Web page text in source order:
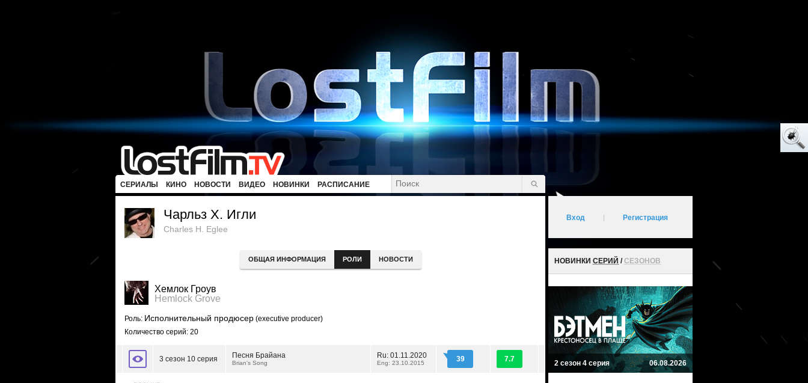
СЕРИАЛЫ КИНО НОВОСТИ ВИДЕО НОВИНКИ РАСПИСАНИЕ
Чарльз Х. Игли
Charles H. Eglee
ОБЩАЯ ИНФОРМАЦИЯ РОЛИ НОВОСТИ
Хемлок Гроув
Hemlock Grove
Роль: Исполнительный продюсер (executive producer)
Количество серий: 20
3 сезон 10 серия Песня Брайана
Brian's Song
Ru: 01.11.2020
Eng: 23.10.2015 39 7.7
Вход Регистрация
НОВИНКИ СЕРИЙ /СЕЗОНОВ
2 сезон 4 серия 06.08.2026